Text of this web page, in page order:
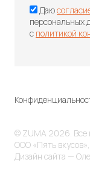
Даю
персональных
с политикой
© ZUMA 2026. Все
ООО «Пять
Дизайн сайта —